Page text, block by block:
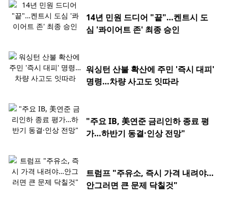
14년 민원 드디어 "끝"…켄트시 도
심 '콰이어트 존' 최종 승인
워싱턴 산불 확산에 주민 '즉시 대피'
명령…차량 사고도 잇따라
"주요 IB, 美연준 금리인하 종료 평
가…하반기 동결·인상 전망"
트럼프 "주유소, 즉시 가격 내려야…
안그러면 큰 문제 닥칠것"